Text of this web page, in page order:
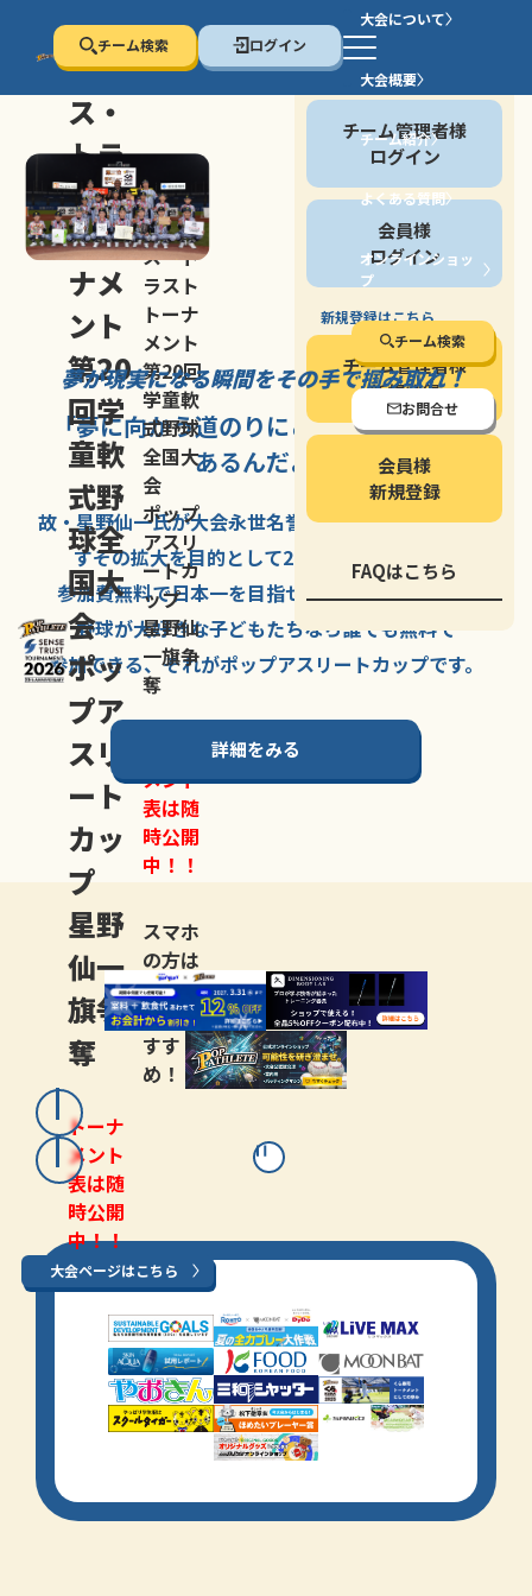
チーム検索 ログイン
大会について
大会概要
チーム紹介
よくある質問
オンラインショッ
プ
チーム検索
お問合せ
停止する
セン
ス・
トラ
スト
トー
ナメ
ント
第20
回学
童軟
式野
球全
国大
会
ポッ
プア
スリ
ート
カッ
プ
星野
仙一
旗争
奪
トーナ
メント
表は随
時公開
中！！
セン
ス・ト
ラスト
トーナ
メント
第20回
学童軟
式野球
全国大
会
ポップ
アスリ
ートカ
ップ
星野仙
一旗争
奪
メント
表は随
時公開
中！！
スマホ
の方は
LINE登
録がお
すす
め！
大会ページはこちら
会員の方
チーム管理者様
ログイン
会員様
ログイン
新規登録はこちら
チーム管理者様
新規登録
会員様
新規登録
FAQはこちら
夢が現実になる瞬間をその手で掴み取れ！
「夢に向かう道のりにこそ大きな意味が
あるんだよ」
故・星野仙一氏が大会永世名誉会長を務める、野球の
すその拡大を目的として2007年に
参加費無料で日本一を目指せる唯一の野球大会。
野球が大好きな子どもたちなら誰でも無料で
参加できる、それがポップアスリートカップです。
詳細をみる